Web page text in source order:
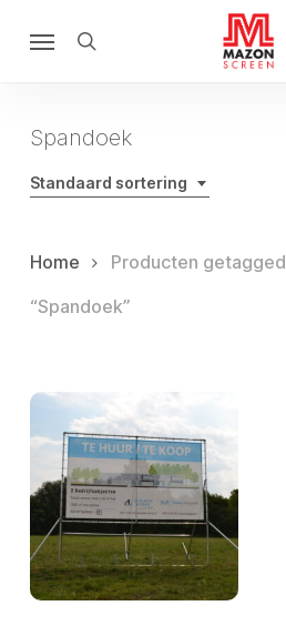
search
Spandoek
Standaard sortering
Home
Producten getagged
“Spandoek”